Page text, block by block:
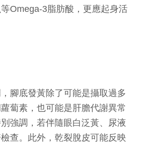
Omega-3脂肪酸，更應起身活
腳底發黃除了可能是攝取過多
蔔素，也可能是肝膽代謝異常
強調，若伴隨眼白泛黃、尿液
查。此外，乾裂脫皮可能反映